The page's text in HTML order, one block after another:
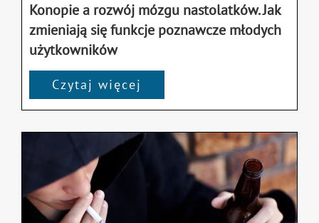
Konopie a rozwój mózgu nastolatków. Jak
zmieniają się funkcje poznawcze młodych
użytkowników
Czytaj więcej